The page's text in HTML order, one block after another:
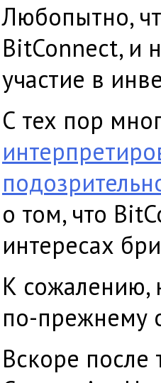
Любопытно,
BitConnect, и
участие в
С тех пор
о том, что
интересах
К
по-прежнему
Вскоре после